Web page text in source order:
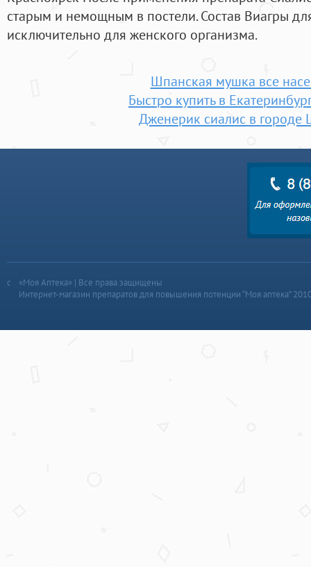
старым и немощным в постели. Состав Виагры
исключительно для женского организма.
Шпанская мушка все
Быстро купить в
Дженерик сиалис в городе
«Моя Аптека» | Все права защищены
Интернет-магазин препаратов для повышения потенции “Моя аптека”